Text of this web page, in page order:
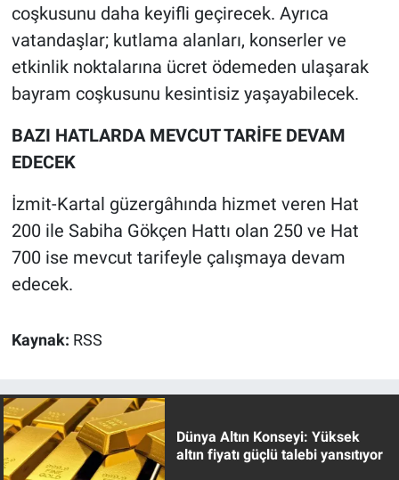
coşkusunu daha keyifli geçirecek. Ayrıca
vatandaşlar; kutlama alanları, konserler ve
etkinlik noktalarına ücret ödemeden ulaşarak
bayram coşkusunu kesintisiz yaşayabilecek.
BAZI HATLARDA MEVCUT TARİFE DEVAM
EDECEK
İzmit-Kartal güzergâhında hizmet veren Hat
200 ile Sabiha Gökçen Hattı olan 250 ve Hat
700 ise mevcut tarifeyle çalışmaya devam
edecek.
Kaynak: RSS
Dünya Altın Konseyi: Yüksek
altın fiyatı güçlü talebi yansıtıyor